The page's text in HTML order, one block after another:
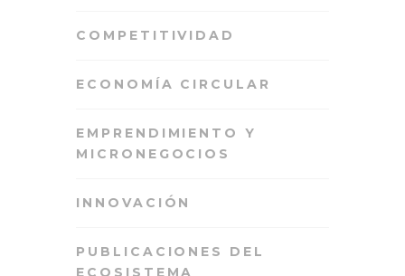
COMPETITIVIDAD
ECONOMÍA CIRCULAR
EMPRENDIMIENTO Y
MICRONEGOCIOS
INNOVACIÓN
PUBLICACIONES DEL
ECOSISTEMA